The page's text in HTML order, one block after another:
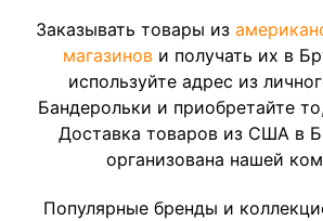
Заказывать товары из
магазинов и получать их в
используйте адрес из
Бандерольки и приобретайте
Доставка товаров из США в
организована нашей
Популярные бренды и